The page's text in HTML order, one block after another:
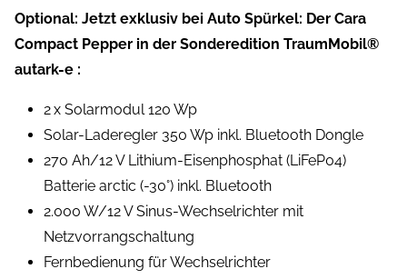
Optional: Jetzt exklusiv bei Auto Spürkel: Der Cara
Compact Pepper in der Sonderedition TraumMobil®
autark-e :
2 x Solarmodul 120 Wp
Solar-Laderegler 350 Wp inkl. Bluetooth Dongle
270 Ah/12 V Lithium-Eisenphosphat (LiFeP04)
Batterie arctic (-30°) inkl. Bluetooth
2.000 W/12 V Sinus-Wechselrichter mit
Netzvorrangschaltung
Fernbedienung für Wechselrichter